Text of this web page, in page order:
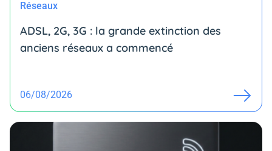
Réseaux
ADSL, 2G, 3G : la grande extinction des
anciens réseaux a commencé
06/08/2026